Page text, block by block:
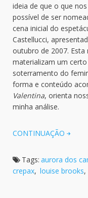
ideia de que o que
possível de ser
cena inicial do
Castellucci,
outubro de 2007. Esta
materializam um
soterramento do
forma e conteúdo
Valentina, orienta
minha análise.
CONTINUAÇÃO
Tags: aurora dos
crepax, louise brooks,